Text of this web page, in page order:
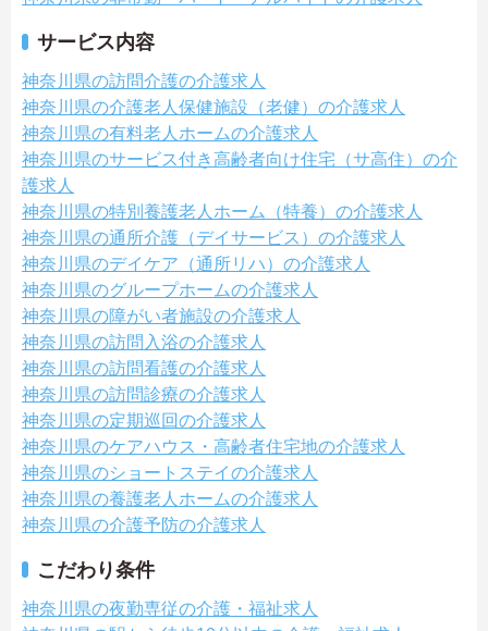
サービス内容
神奈川県の訪問介護の介護求人
神奈川県の介護老人保健施設（老健）の介護求人
神奈川県の有料老人ホームの介護求人
神奈川県のサービス付き高齢者向け住宅（サ高住）の介
護求人
神奈川県の特別養護老人ホーム（特養）の介護求人
神奈川県の通所介護（デイサービス）の介護求人
神奈川県のデイケア（通所リハ）の介護求人
神奈川県のグループホームの介護求人
神奈川県の障がい者施設の介護求人
神奈川県の訪問入浴の介護求人
神奈川県の訪問看護の介護求人
神奈川県の訪問診療の介護求人
神奈川県の定期巡回の介護求人
神奈川県のケアハウス・高齢者住宅地の介護求人
神奈川県のショートステイの介護求人
神奈川県の養護老人ホームの介護求人
神奈川県の介護予防の介護求人
こだわり条件
神奈川県の夜勤専従の介護・福祉求人